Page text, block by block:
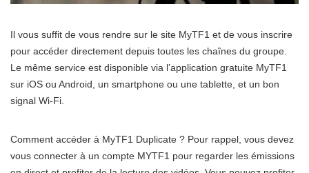
Il vous suffit de vous rendre sur le site MyTF1 et de vous inscrire
pour accéder directement depuis toutes les chaînes du groupe.
Le même service est disponible via l’application gratuite MyTF1
sur iOS ou Android, un smartphone ou une tablette, et un bon
signal Wi-Fi.
Comment accéder à MyTF1 Duplicate ? Pour rappel, vous devez
vous connecter à un compte MYTF1 pour regarder les émissions